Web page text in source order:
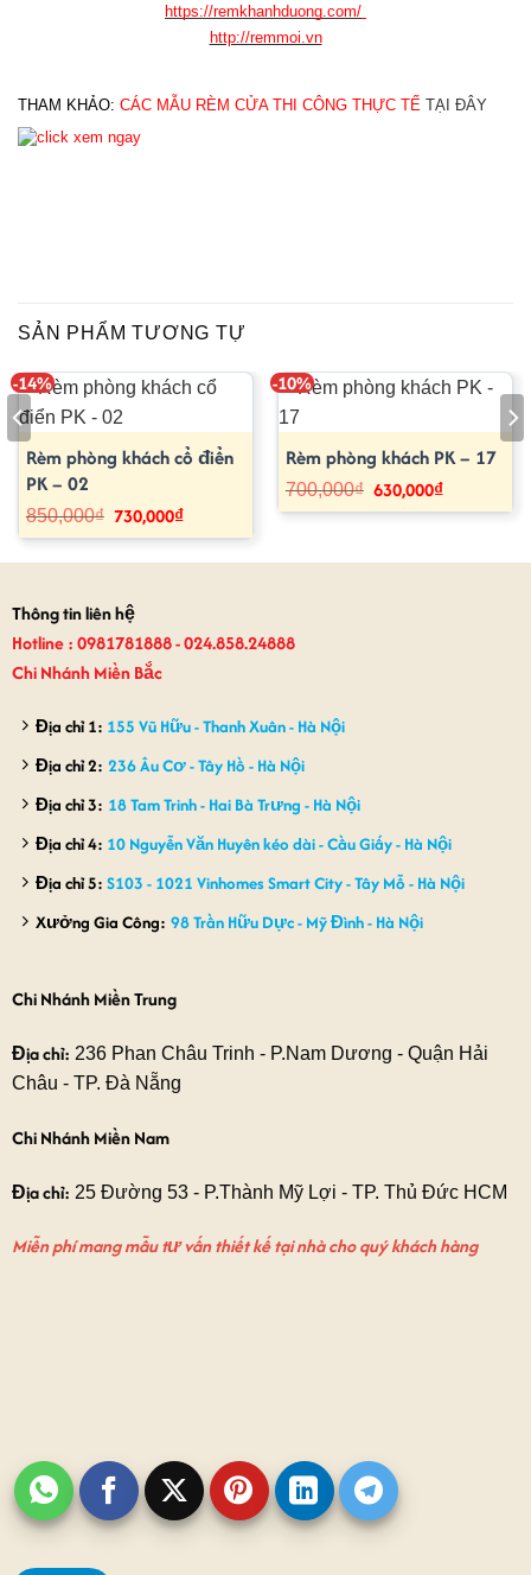
https://remkhanhduong.com/
http://remmoi.vn
THAM KHẢO: CÁC MẪU RÈM CỬA THI CÔNG THỰC TẾ TẠI ĐÂY
SẢN PHẨM TƯƠNG TỰ
-14%
Rèm phòng khách cổ điển
PK – 02
850,000₫ Giá
gốc
là:
850,000₫.
730,000₫Giá
tại
là:
-10%
Rèm phòng khách PK – 17
700,000₫ Giá
gốc
là:
630,000₫Giá
tại
Thông tin liên hệ
Hotline : 0981781888 - 024.858.24888
Chi Nhánh Miền Bắc
Địa chỉ 1: 155 Vũ Hữu - Thanh Xuân - Hà Nội
Địa chỉ 2: 236 Âu Cơ - Tây Hồ - Hà Nội
Địa chỉ 3: 18 Tam Trinh - Hai Bà Trưng - Hà Nội
Địa chỉ 4: 10 Nguyễn Văn Huyên kéo dài - Cầu Giấy - Hà Nội
Địa chỉ 5: S103 - 1021 Vinhomes Smart City - Tây Mỗ - Hà Nội
Xưởng Gia Công: 98 Trần Hữu Dực - Mỹ Đình - Hà Nội
Chi Nhánh Miền Trung
Địa chỉ: 236 Phan Châu Trinh - P.Nam Dương - Quận Hải
Châu - TP. Đà Nẵng
Chi Nhánh Miền Nam
Địa chỉ: 25 Đường 53 - P.Thành Mỹ Lợi - TP. Thủ Đức HCM
Miễn phí mang mẫu tư vấn thiết kế tại nhà cho quý khách hàng